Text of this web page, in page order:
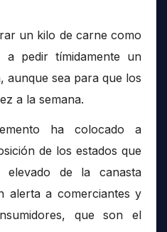
un kilo de carne como
a pedir tímidamente un
aunque sea para que los
a la semana.
ha colocado a
de los estados que
de la canasta
alerta a comerciantes y
que son el